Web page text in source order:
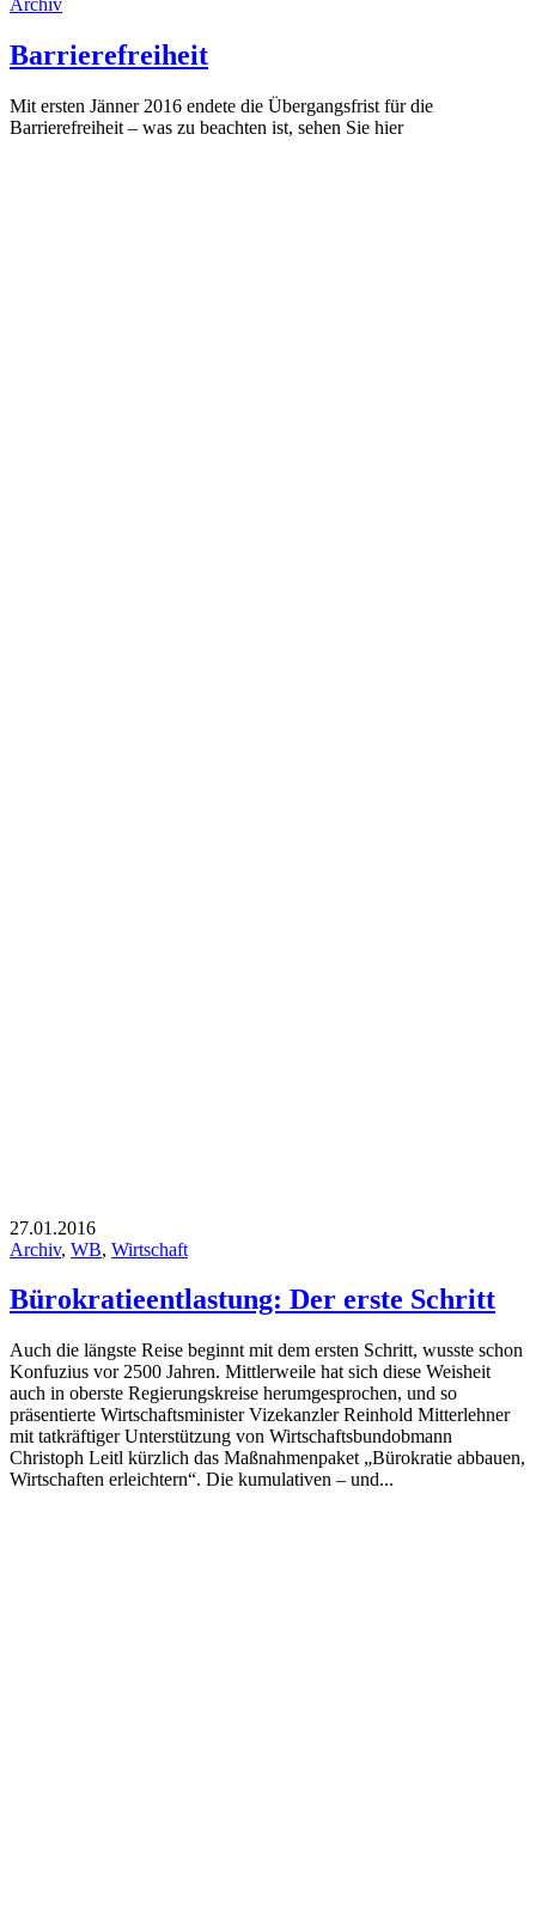
Barrierefreiheit
Mit ersten Jänner 2016 endete die Übergangsfrist für die
Barrierefreiheit – was zu beachten ist, sehen Sie hier
27.01.2016
Archiv, WB, Wirtschaft
Bürokratieentlastung: Der erste Schritt
Auch die längste Reise beginnt mit dem ersten Schritt, wusste schon
Konfuzius vor 2500 Jahren. Mittlerweile hat sich diese Weisheit
auch in oberste Regierungskreise herumgesprochen, und so
präsentierte Wirtschaftsminister Vizekanzler Reinhold Mitterlehner
mit tatkräftiger Unterstützung von Wirtschaftsbundobmann
Christoph Leitl kürzlich das Maßnahmenpaket „Bürokratie abbauen,
Wirtschaften erleichtern“. Die kumulativen – und...